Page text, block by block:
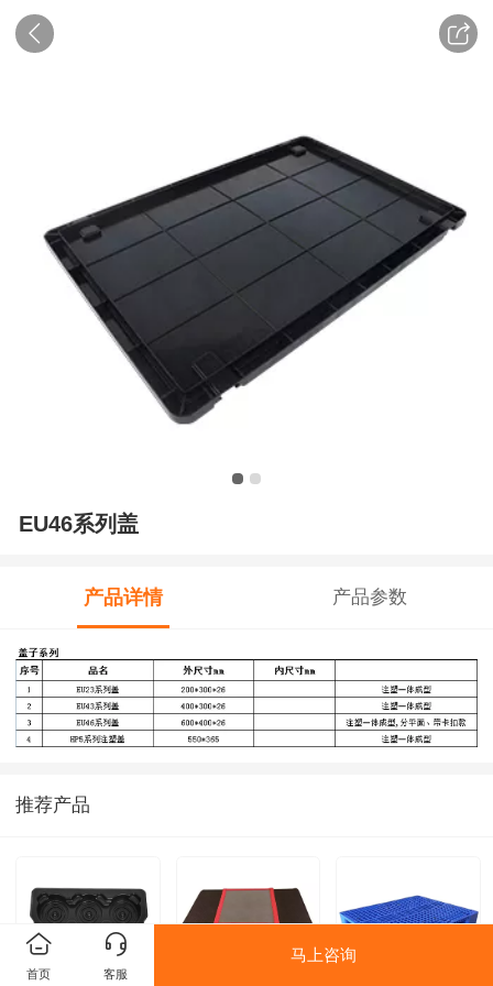
EU46系列盖
产品详情 产品参数
推荐产品
首页 客服
马上咨询